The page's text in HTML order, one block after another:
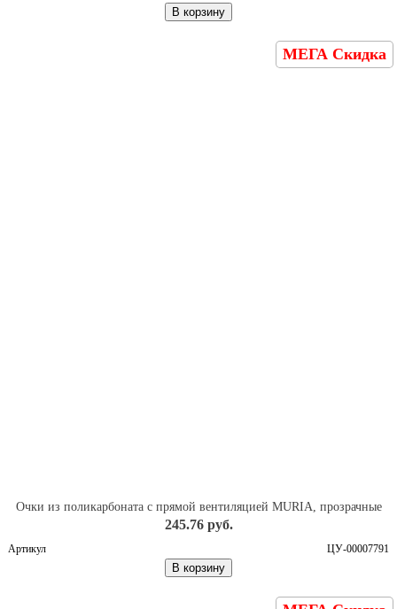
В корзину
МЕГА Скидка
Очки из поликарбоната с прямой вентиляцией MURIA, прозрачные
245.76 руб.
Артикул ЦУ-00007791
В корзину